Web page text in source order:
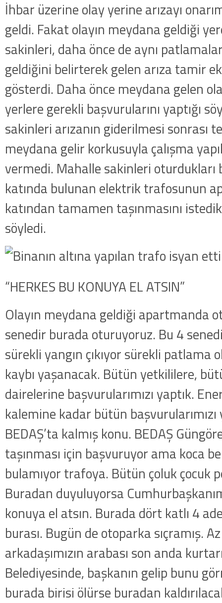
İhbar üzerine olay yerine arızayı
geldi. Fakat olayın meydana geldiği
sakinleri, daha önce de aynı
geldiğini belirterek gelen arıza tamir
gösterdi. Daha önce meydana gelen
yerlere gerekli başvurularını yaptığı
sakinleri arızanın giderilmesi sonrası
meydana gelir korkusuyla çalışma
vermedi. Mahalle sakinleri oturdukları
katında bulunan elektrik trafosunun
katından tamamen taşınmasını
söyledi.
“HERKES BU KONUYA EL ATSIN”
Olayın meydana geldiği apartmanda
senedir burada oturuyoruz. Bu 4
sürekli yangın çıkıyor sürekli patlama
kaybı yaşanacak. Bütün yetkililere,
dairelerine başvurularımızı yaptık.
kalemine kadar bütün başvurularımızı
BEDAŞ’ta kalmış konu. BEDAŞ
taşınması için başvuruyor ama koca
bulamıyor trafoya. Bütün çoluk çocuk
Buradan duyuluyorsa
konuya el atsın. Burada dört katlı 4
burası. Bugün de otoparka sıçramış.
arkadaşımızın arabası son anda
Belediyesinde, başkanın gelip bunu
burada birisi ölürse buradan